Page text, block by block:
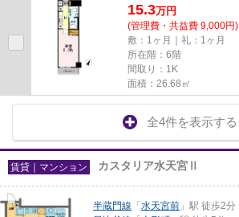
15.3万円
(管理費・共益費 9,000円)
敷：1ヶ月｜礼：1ヶ月
所在階：6階
間取り：1K
面積：26.68㎡
全4件を表示する
賃貸｜マンション カスタリア水天宮Ⅱ
半蔵門線 「 水天宮前 」駅 徒歩2分